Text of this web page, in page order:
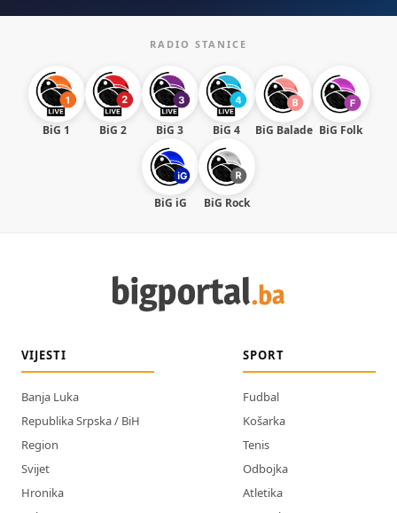
RADIO STANICE
BiG 1 BiG 2 BiG 3 BiG 4 BiG Balade BiG Folk
BiG iG BiG Rock
VIJESTI
Banja Luka
Republika Srpska / BiH
Region
Svijet
Hronika
SPORT
Fudbal
Košarka
Tenis
Odbojka
Atletika